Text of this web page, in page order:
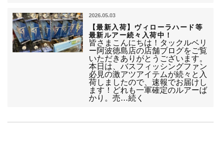
2026.05.03
【最新入荷】ヴィローラハード等
最新ルアー続々入荷中！
皆さまこんにちは！タックルベリ
ー阿波徳島店の店舗ブログをご覧
いただきありがとうございます。
本日は、バスフィッシングファン
必見の激アツアイテムが続々と入
荷しましたので、速報でお届けし
ます！どれも一軍確定のルアーば
かり。売…続く